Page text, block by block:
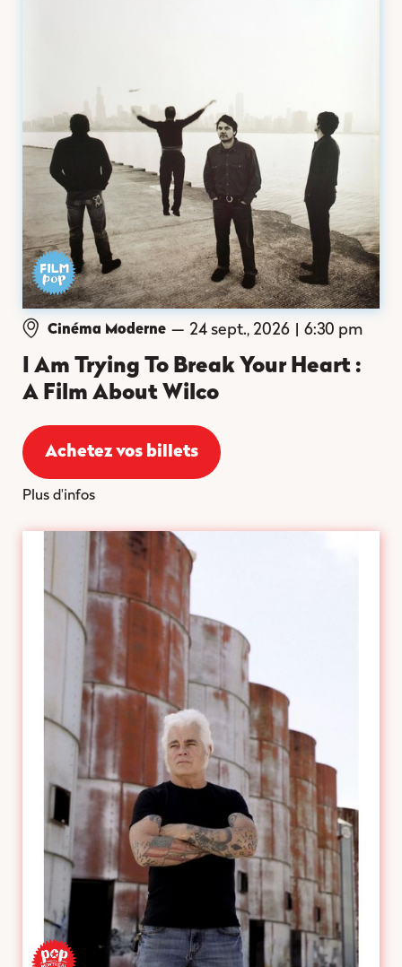
Cinéma Moderne — 24 sept., 2026 6:30 pm
I Am Trying To Break Your Heart :
A Film About Wilco
Achetez vos billets
Plus d'infos